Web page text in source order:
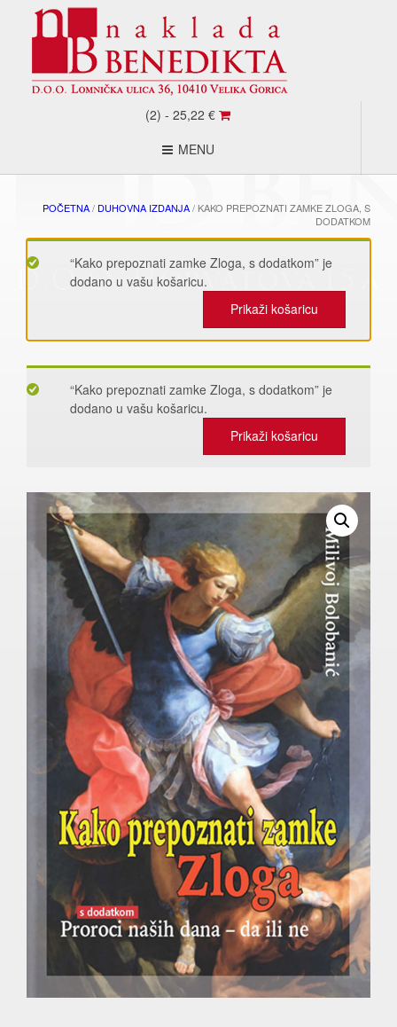
(2) - 25,22 €
MENU
POČETNA/ DUHOVNA IZDANJA/ KAKO PREPOZNATI ZAMKE ZLOGA, S
DODATKOM
“Kako prepoznati zamke Zloga, s dodatkom” je
dodano u vašu košaricu.
Prikaži košaricu
“Kako prepoznati zamke Zloga, s dodatkom” je
dodano u vašu košaricu.
Prikaži košaricu